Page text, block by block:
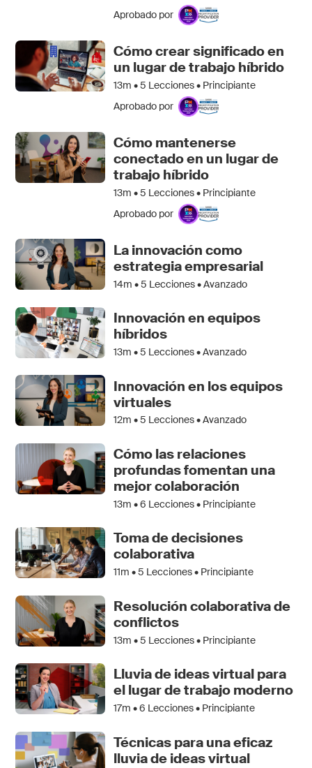
Aprobado por
Cómo crear significado en
un lugar de trabajo híbrido
13m •5 Lecciones • Principiante
Aprobado por
Cómo mantenerse
conectado en un lugar de
trabajo híbrido
13m •5 Lecciones • Principiante
Aprobado por
La innovación como
estrategia empresarial
14m •5 Lecciones • Avanzado
Innovación en equipos
híbridos
13m •5 Lecciones • Avanzado
Innovación en los equipos
virtuales
12m •5 Lecciones • Avanzado
Cómo las relaciones
profundas fomentan una
mejor colaboración
13m •6 Lecciones • Principiante
Toma de decisiones
colaborativa
11m •5 Lecciones • Principiante
Resolución colaborativa de
conflictos
13m •5 Lecciones • Principiante
Lluvia de ideas virtual para
el lugar de trabajo moderno
17m •6 Lecciones • Principiante
Técnicas para una eficaz
lluvia de ideas virtual